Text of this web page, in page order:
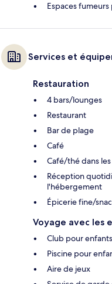
Espaces fumeurs
Services et
Restauration
4 bars/lounges
Restaurant
Bar de plage
Café
Café/thé dans
Réception
l'hébergement
Épicerie fine/
Voyage avec les
Club pour
Piscine pour
Aire de jeux